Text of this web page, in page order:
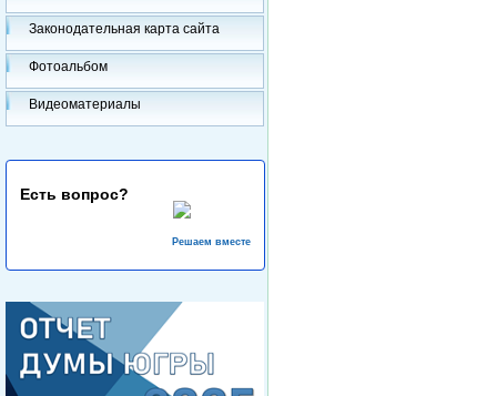
Законодательная карта сайта
Фотоальбом
Видеоматериалы
Есть вопрос?
Решаем вместе